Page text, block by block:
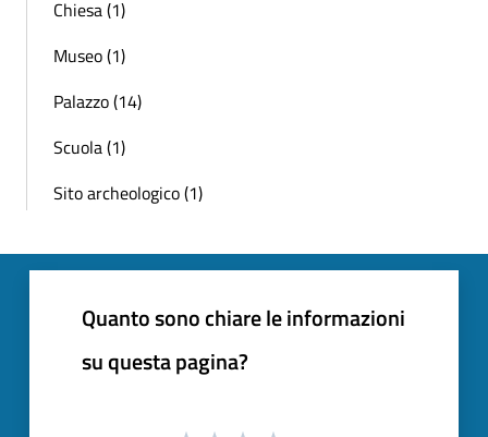
Chiesa (1)
Museo (1)
Palazzo (14)
Scuola (1)
Sito archeologico (1)
Quanto sono chiare le informazioni
su questa pagina?